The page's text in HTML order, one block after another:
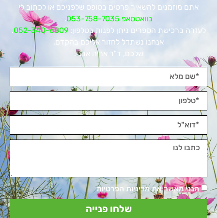
אתם מוזמנים להשאיר פרטים בטופס שלפניכם או לכתוב לי
בוואטסאפ 053-758-7035
.
לעזרה ברכישת הספרים ניתן לפנות בטלפון:052-340-6809
.
אנחנו נשתדל לחזור אליכם בהקדם.
שלכם, ד"ר אריה אבני.
הנני מאשר את מדיניות הפרטיות
שלחו פנייה